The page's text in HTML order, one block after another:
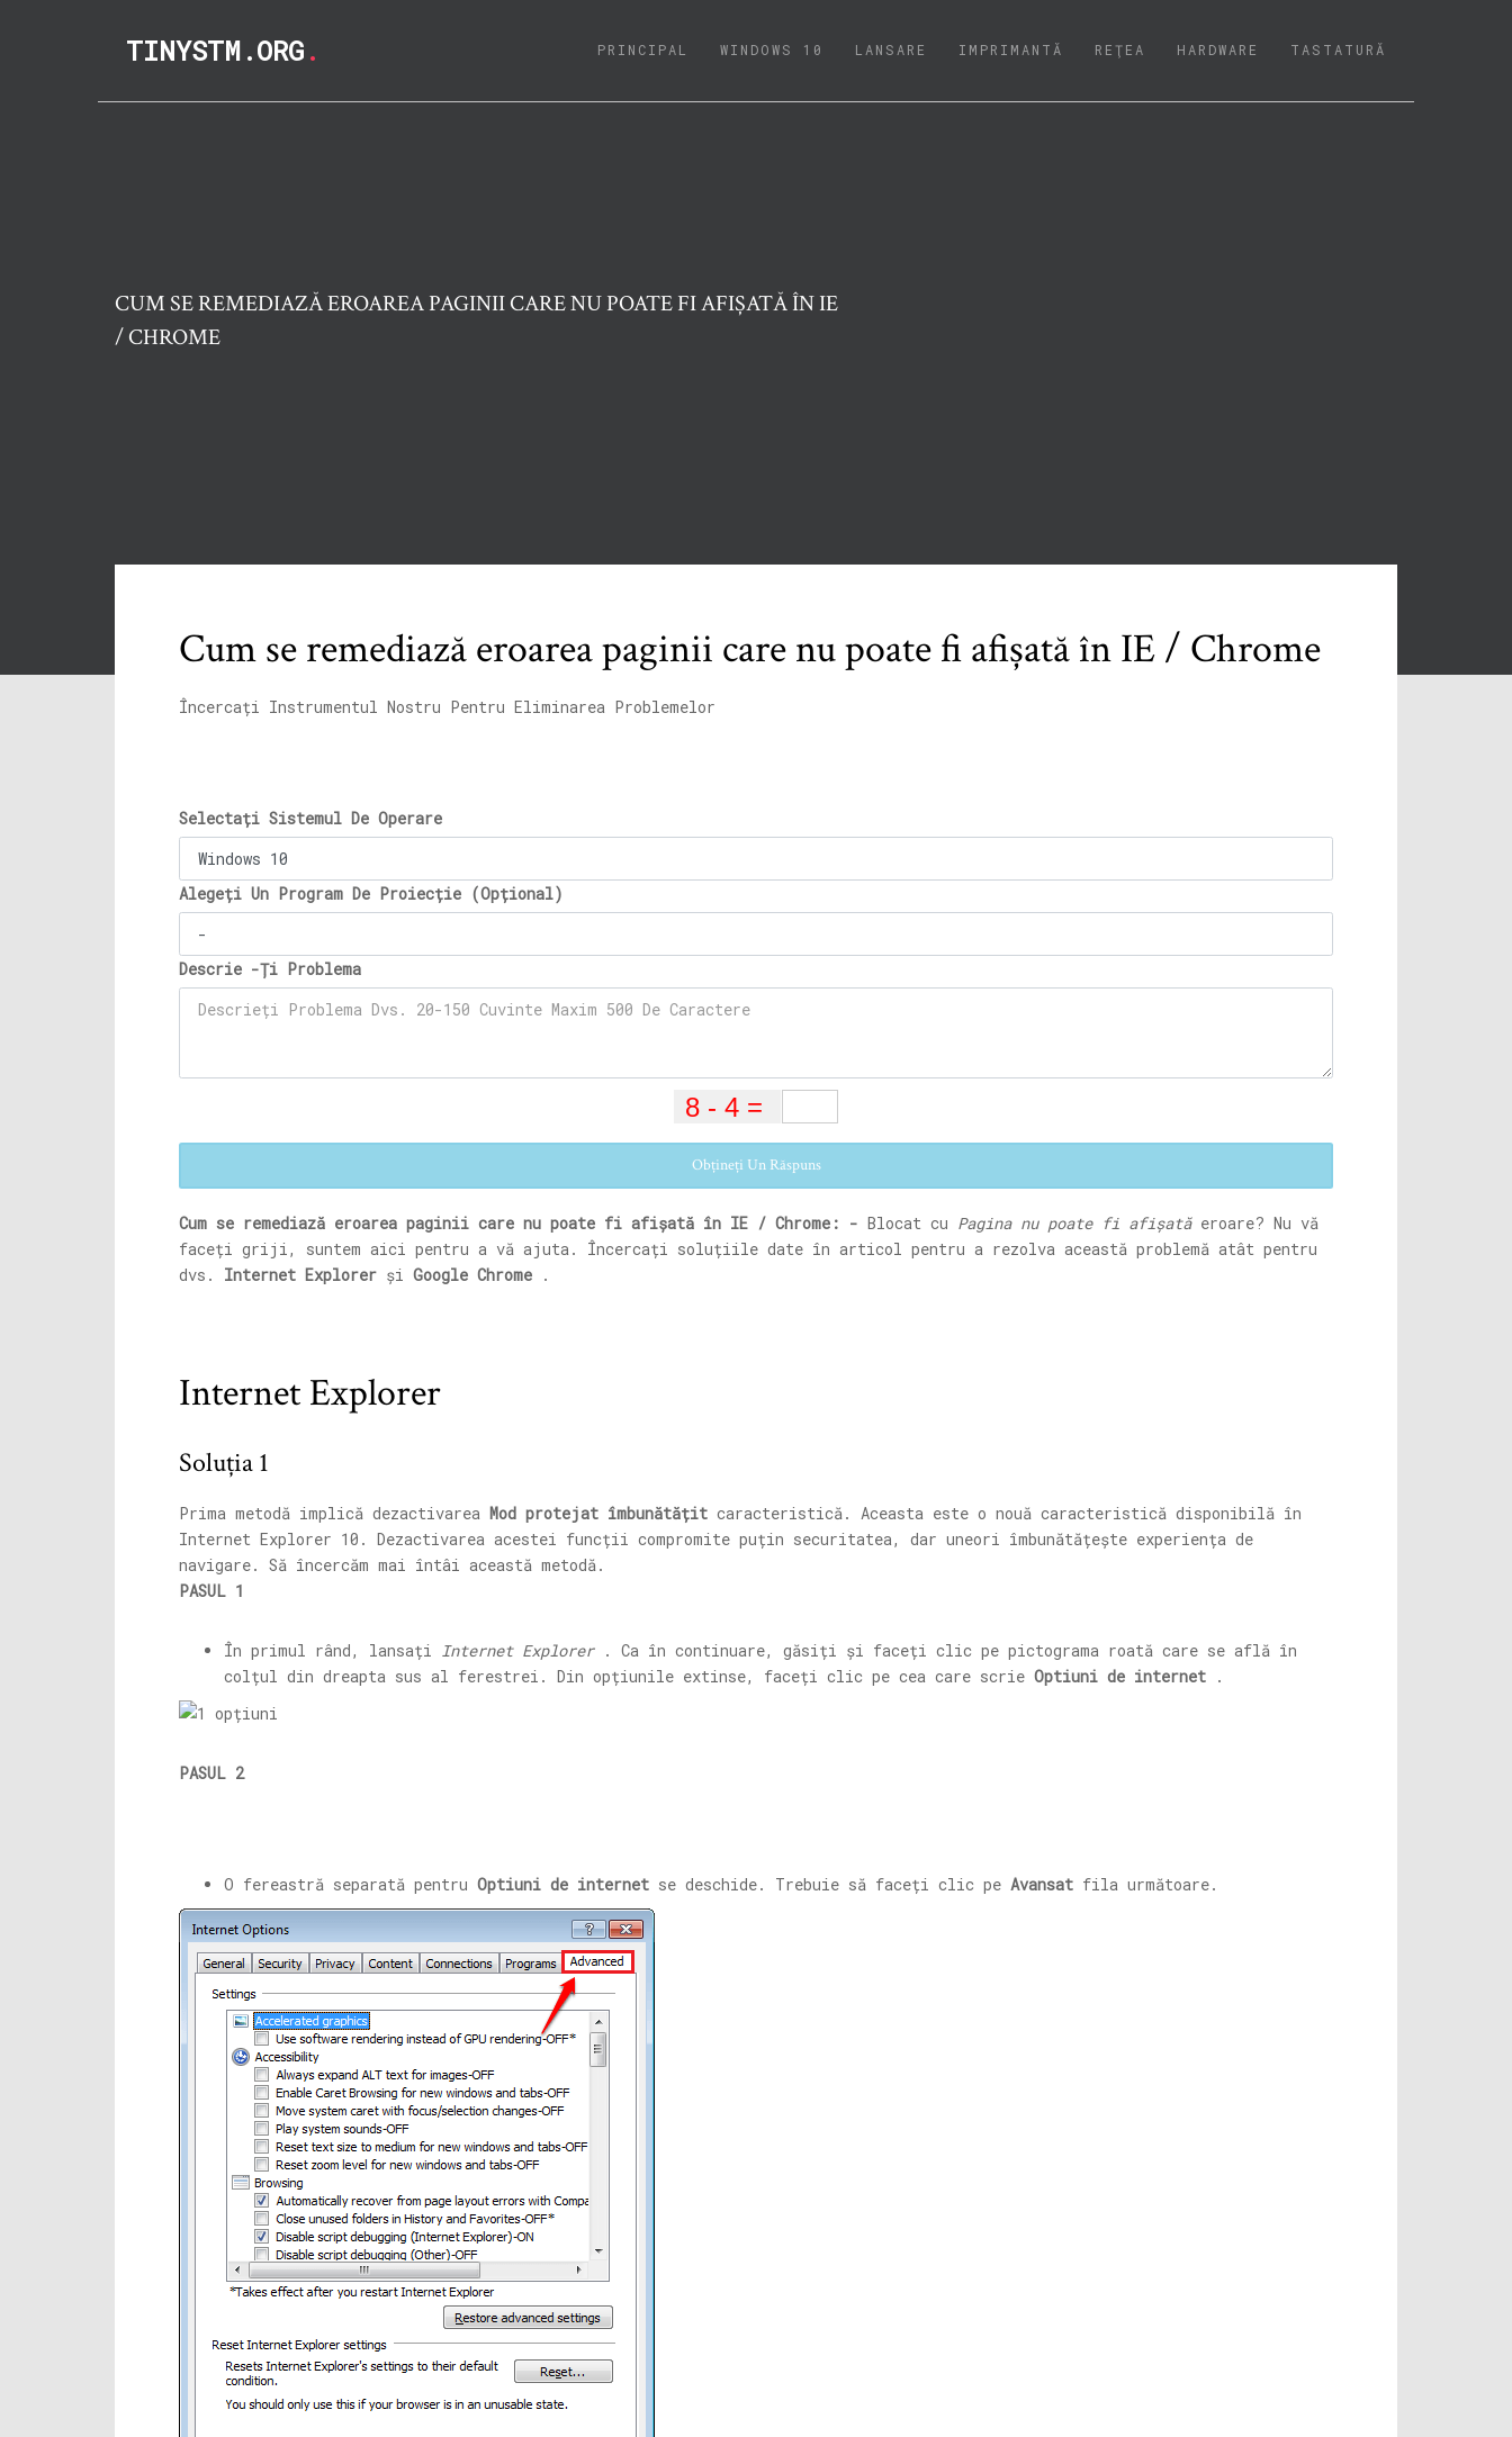
TINYSTM.ORG. PRINCIPAL (CURRENT)
WINDOWS 10 LANSARE IMPRIMANTĂ REŢEA HARDWARE TASTATURĂ
CUM SE REMEDIAZĂ EROAREA PAGINII CARE NU POATE FI AFIȘATĂ ÎN IE
/ CHROME
Cum se remediază eroarea paginii care nu poate fi afișată în IE / Chrome
Încercați Instrumentul Nostru Pentru Eliminarea Problemelor
Selectați Sistemul De Operare
Alegeți Un Program De Proiecție (Opțional)
Descrie -Ți Problema
Obțineți Un Răspuns
Cum se remediază eroarea paginii care nu poate fi afișată în IE / Chrome: - Blocat cu Pagina nu poate fi afișatăeroare? Nu vă
faceți griji, suntem aici pentru a vă ajuta. Încercați soluțiile date în articol pentru a rezolva această problemă atât pentru
dvs. Internet Explorer și Google Chrome .
Internet Explorer
Soluția 1
Prima metodă implică dezactivarea Mod protejat îmbunătățit caracteristică. Aceasta este o nouă caracteristică disponibilă în
Internet Explorer 10. Dezactivarea acestei funcții compromite puțin securitatea, dar uneori îmbunătățește experiența de
navigare. Să încercăm mai întâi această metodă.
PASUL 1
În primul rând, lansați Internet Explorer. Ca în continuare, găsiți și faceți clic pe pictograma roată care se află în
colțul din dreapta sus al ferestrei. Din opțiunile extinse, faceți clic pe cea care scrie Optiuni de internet .
PASUL 2
O fereastră separată pentru Optiuni de internet se deschide. Trebuie să faceți clic pe Avansat fila următoare.